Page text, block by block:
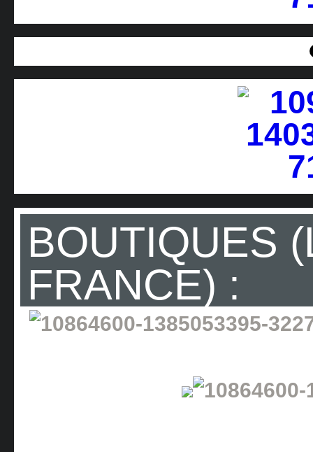
BOUTIQUES
FRANCE) :